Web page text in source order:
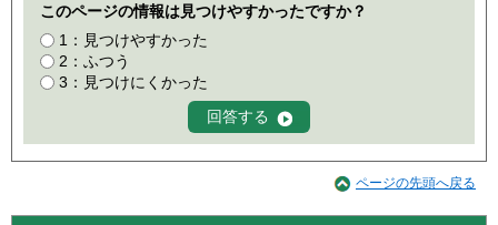
このページの情報は見つけやすかったですか？
1：見つけやすかった
2：ふつう
3：見つけにくかった
ページの先頭へ戻る